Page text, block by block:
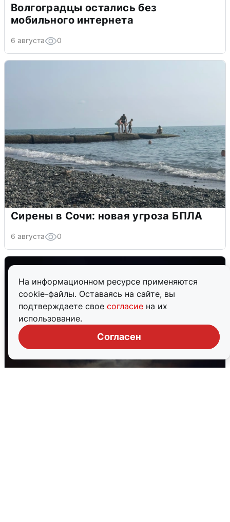
На информационном ресурсе применяются
cookie-файлы. Оставаясь на сайте, вы
подтверждаете свое согласие на их
использование.
Согласен
Волгоградцы остались без
мобильного интернета
6 августа 0
Сирены в Сочи: новая угроза БПЛА
6 августа 0